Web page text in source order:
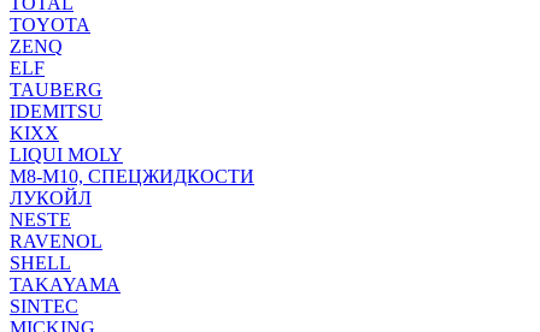
TOYOTA
ZENQ
ELF
TAUBERG
IDEMITSU
KIXX
LIQUI MOLY
М8-М10, СПЕЦЖИДКОСТИ
ЛУКОЙЛ
NESTE
RAVENOL
SHELL
TAKAYAMA
SINTEC
MICKING